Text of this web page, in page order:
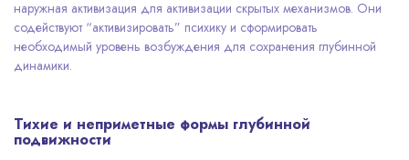
наружная активизация для активизации скрытых механизмов. Они
содействуют “активизировать” психику и сформировать
необходимый уровень возбуждения для сохранения глубинной
динамики.
Тихие и неприметные формы глубинной
подвижности